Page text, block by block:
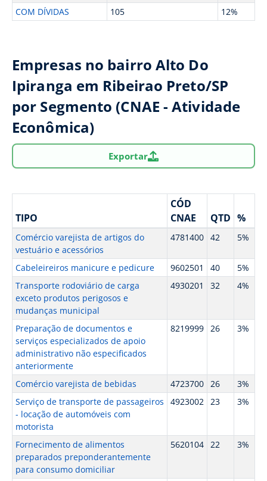
COM DÍVIDAS
105 12%
Empresas no bairro Alto Do
Ipiranga em Ribeirao Preto/SP
por Segmento (CNAE - Atividade
Econômica)
Exportar
TIPO
CÓD
CNAE
QTD %
Comércio varejista de artigos do
vestuário e acessórios
4781400 42 5%
Cabeleireiros manicure e pedicure 9602501 40
5%
Transporte rodoviário de carga
exceto produtos perigosos e
mudanças municipal
4930201 32 4%
Preparação de documentos e
serviços especializados de apoio
administrativo não especificados
anteriormente
8219999 26 3%
Comércio varejista de bebidas 4723700 26
3%
Serviço de transporte de passageiros
- locação de automóveis com
motorista
4923002 23 3%
Fornecimento de alimentos
preparados preponderantemente
para consumo domiciliar
5620104 22 3%